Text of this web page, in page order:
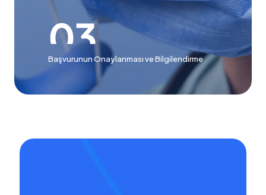
Başvurunun Onaylanması ve Bilgilendirme